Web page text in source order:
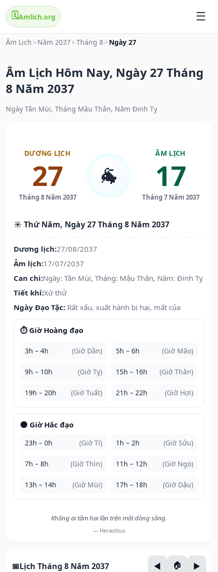
🗓️Amlich.org
Âm Lịch > Năm 2037>Tháng 8> Ngày 27
Âm Lịch Hôm Nay, Ngày 27 Tháng
8 Năm 2037
Ngày Tân Mùi, Tháng Mậu Thân, Năm Đinh Tỵ
DƯƠNG LỊCH
27
Tháng 8 Năm 2037
🐐
ÂM LỊCH
17
Tháng 7 Năm 2037
☀️ Thứ Năm, Ngày 27 Tháng 8 Năm 2037
Dương lịch:27/08/2037
Âm lịch:17/07/2037
Can chi:Ngày: Tân Mùi, Tháng: Mậu Thân, Năm: Đinh Tỵ
Tiết khí:Xử thử
Ngày Đạo Tặc: Rất xấu, xuất hành bị hại, mất của
⏱️ Giờ Hoàng đạo
3h – 4h (Giờ Dần) 5h – 6h (Giờ Mão)
9h – 10h (Giờ Tỵ) 15h – 16h (Giờ Thân)
19h – 20h (Giờ Tuất) 21h – 22h (Giờ Hợi)
🌑 Giờ Hắc đạo
23h – 0h (Giờ Tí) 1h – 2h (Giờ Sửu)
7h – 8h (Giờ Thìn) 11h – 12h (Giờ Ngọ)
13h – 14h (Giờ Mùi) 17h – 18h (Giờ Dậu)
Không ai tắm hai lần trên một dòng sông.
— Heraclitus
Lịch Tháng 8 Năm 2037